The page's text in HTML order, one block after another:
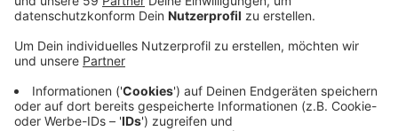
Flughafenchef Schnalke will 15 Prozent der
Betriebskosten einsparen - dazu gehören auch
Euro. Wie genau es für die 2.300 Mitarbeiter
weitergeht, steht aber noch nicht fest. Erst im